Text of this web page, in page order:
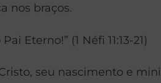
nos braços.
Eterno!” (1 Néfi 11:13-21)
seu nascimento e